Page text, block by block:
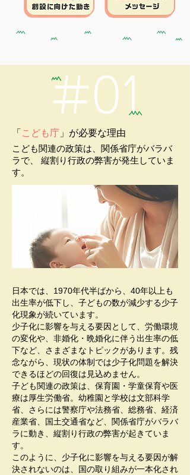
「 こども庁 」が必要な理由
こども関連の政策は、関係省庁がバラバ
ラで、 縦割り⾏政の弊害が発⽣していま
す。
⽇本では、1970年代半ばから、40年以上も
出⽣率が低下し、⼦どもの数が減少する少⼦
化現象が続いています。
少⼦化に影響を与える要因として、労働環境
の変化や、⾮婚化・晩婚化に伴う出⽣率の低
下など、さまざまなトピックがあります。残
念ながら、現状の体制では少⼦化問題を解決
できるほどの回復は⾒込めません。
⼦ども関連の政策は、保育園・学童保育や医
療は厚⽣労働省。幼稚園と学校は⽂部科学
省、さらには警察庁や法務省、総務省、経済
産業省、国⼟交通省など、関係省庁がバラバ
ラに動き、縦割り⾏政の弊害が起きていま
す。
このように、少⼦化に影響を与える要因が解
決されないのは、国の取り組みが⼀本化され